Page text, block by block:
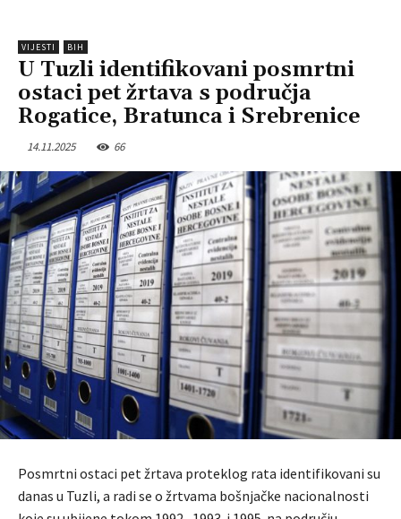
VIJESTI BIH
U Tuzli identifikovani posmrtni
ostaci pet žrtava s područja
Rogatice, Bratunca i Srebrenice
14.11.2025 66
Posmrtni ostaci pet žrtava proteklog rata identifikovani su
danas u Tuzli, a radi se o žrtvama bošnjačke nacionalnosti